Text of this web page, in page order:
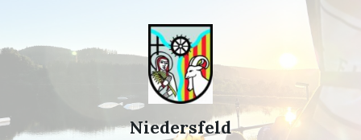
navigation
Niedersfeld